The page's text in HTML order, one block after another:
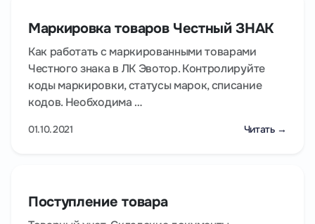
Маркировка товаров Честный ЗНАК
Как работать с маркированными товарами
Честного знака в ЛК Эвотор. Контролируйте
коды маркировки, статусы марок, списание
кодов. Необходима …
01.10.2021 Читать →
Поступление товара